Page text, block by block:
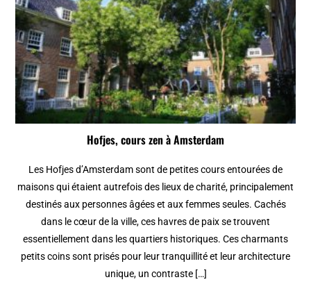
Hofjes, cours zen à Amsterdam
Les Hofjes d’Amsterdam sont de petites cours entourées de
maisons qui étaient autrefois des lieux de charité, principalement
destinés aux personnes âgées et aux femmes seules. Cachés
dans le cœur de la ville, ces havres de paix se trouvent
essentiellement dans les quartiers historiques. Ces charmants
petits coins sont prisés pour leur tranquillité et leur architecture
unique, un contraste […]